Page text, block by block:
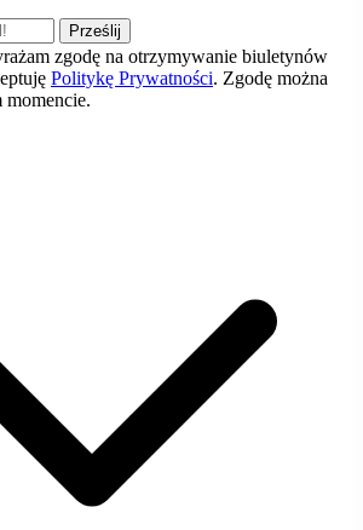
Prześlij
zgodę na otrzymywanie biuletynów
Politykę Prywatności. Zgodę można